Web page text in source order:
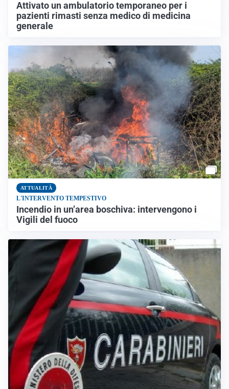
Attivato un ambulatorio temporaneo per i
pazienti rimasti senza medico di medicina
generale
ATTUALITÀ
L'INTERVENTO TEMPESTIVO
Incendio in un’area boschiva: intervengono i
Vigili del fuoco